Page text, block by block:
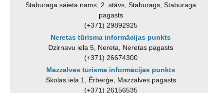
Staburaga saieta nams, 2. stāvs, Staburags, Staburaga
pagasts
(+371) 29892925
Neretas tūrisma informācijas punkts
Dzirnavu iela 5, Nereta, Neretas pagasts
(+371) 26674300
Mazzalves tūrisma informācijas punkts
Skolas iela 1, Ērberģe, Mazzalves pagasts
(+371) 26156535